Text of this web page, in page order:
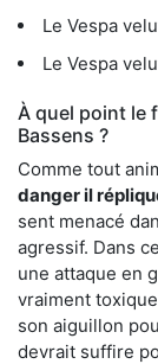
Le Vespa
Le Vespa
À quel point le
Bassens ?
Comme tout
danger il
sent menacé
agressif. Dans
une attaque en
vraiment
son aiguillon
devrait suffire